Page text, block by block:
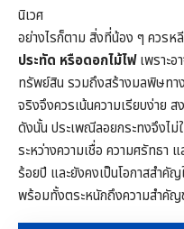
นิเวศ
อย่างไรก็ตาม สิ่งที่น้อง ๆ ควรห
ประทัด หรือดอกไม้ไฟเพราะอ
ทรัพย์สิน รวมถึงสร้างมลพิษทา
จริงจึงควรเน้นความเรียบง่าย
ดังนั้น ประเพณีลอยกระทงจึงไม่
ระหว่างความเชื่อ ความศรัทธา
ร้อยปี และยังคงเป็นโอกาสสำ
พร้อมทั้งตระหนักถึงความสำคัญ